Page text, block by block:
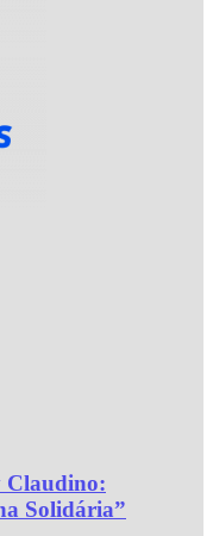
Claudino:
Solidária”